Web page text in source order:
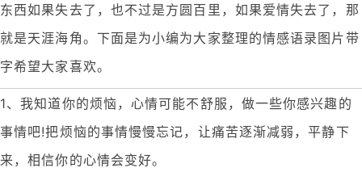
东西如果失去了，也不过是方圆百里，如果爱情失去了，那
就是天涯海角。下面是为小编为大家整理的情感语录图片带
字希望大家喜欢。
1、我知道你的烦恼，心情可能不舒服，做一些你感兴趣的
事情吧!把烦恼的事情慢慢忘记，让痛苦逐渐减弱，平静下
来，相信你的心情会变好。